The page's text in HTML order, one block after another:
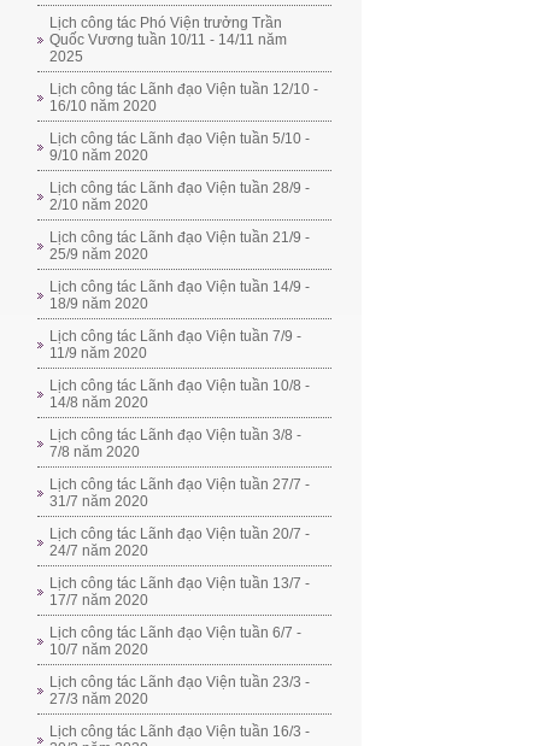
Lịch công tác Phó Viện trưởng Trần
Quốc Vương tuần 10/11 - 14/11 năm
2025
Lịch công tác Lãnh đạo Viện tuần 12/10 -
16/10 năm 2020
Lịch công tác Lãnh đạo Viện tuần 5/10 -
9/10 năm 2020
Lịch công tác Lãnh đạo Viện tuần 28/9 -
2/10 năm 2020
Lịch công tác Lãnh đạo Viện tuần 21/9 -
25/9 năm 2020
Lịch công tác Lãnh đạo Viện tuần 14/9 -
18/9 năm 2020
Lịch công tác Lãnh đạo Viện tuần 7/9 -
11/9 năm 2020
Lịch công tác Lãnh đạo Viện tuần 10/8 -
14/8 năm 2020
Lịch công tác Lãnh đạo Viện tuần 3/8 -
7/8 năm 2020
Lịch công tác Lãnh đạo Viện tuần 27/7 -
31/7 năm 2020
Lịch công tác Lãnh đạo Viện tuần 20/7 -
24/7 năm 2020
Lịch công tác Lãnh đạo Viện tuần 13/7 -
17/7 năm 2020
Lịch công tác Lãnh đạo Viện tuần 6/7 -
10/7 năm 2020
Lịch công tác Lãnh đạo Viện tuần 23/3 -
27/3 năm 2020
Lịch công tác Lãnh đạo Viện tuần 16/3 -